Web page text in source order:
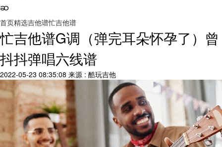
首页精选吉他谱忙吉他谱
忙吉他谱G调（弹完耳朵怀孕了）曾
抖抖弹唱六线谱
2022-05-23 08:35:08 来源 : 酷玩吉他